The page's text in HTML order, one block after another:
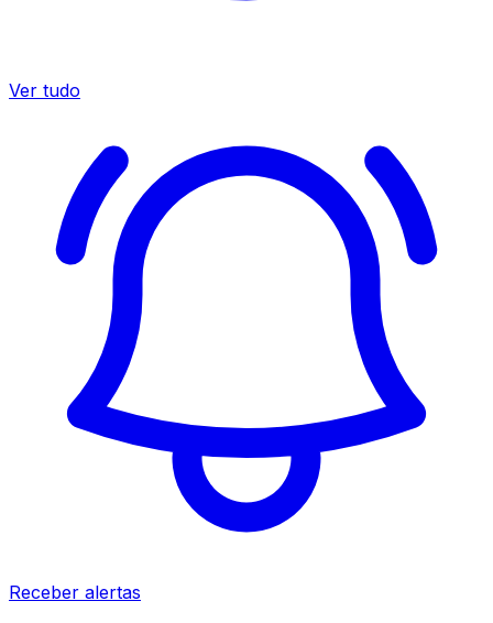
Ver tudo
Receber alertas